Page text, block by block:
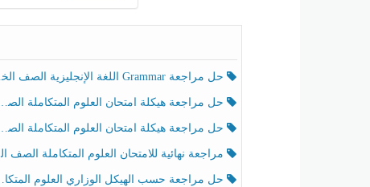
حل مراجعة Grammar اللغة الإنجليزية الصف الخامس الفصل الثالث
حل مراجعة هيكلة امتحان العلوم المتكاملة الصف الخامس انسبير الفصل الثالث
حل مراجعة هيكلة امتحان العلوم المتكاملة الصف الخامس عام الفصل الثالث
مراجعة نهائية للامتحان العلوم المتكاملة الصف الخامس انسبير الفصل الثالث
حل مراجعة حسب الهيكل الوزاري العلوم المتكاملة الصف الخامس عام الفصل الثالث